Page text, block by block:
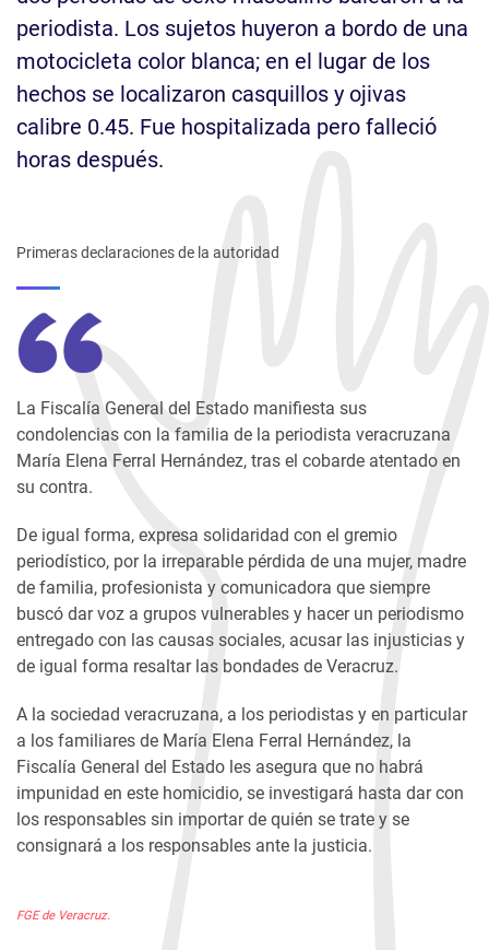
periodista. Los sujetos huyeron a bordo de una
motocicleta color blanca; en el lugar de los
hechos se localizaron casquillos y ojivas
calibre 0.45. Fue hospitalizada pero falleció
horas después.
Primeras declaraciones de la autoridad
La Fiscalía General del Estado manifiesta sus
condolencias con la familia de la periodista veracruzana
María Elena Ferral Hernández, tras el cobarde atentado en
su contra.
De igual forma, expresa solidaridad con el gremio
periodístico, por la irreparable pérdida de una mujer, madre
de familia, profesionista y comunicadora que siempre
buscó dar voz a grupos vulnerables y hacer un periodismo
entregado con las causas sociales, acusar las injusticias y
de igual forma resaltar las bondades de Veracruz.
A la sociedad veracruzana, a los periodistas y en particular
a los familiares de María Elena Ferral Hernández, la
Fiscalía General del Estado les asegura que no habrá
impunidad en este homicidio, se investigará hasta dar con
los responsables sin importar de quién se trate y se
consignará a los responsables ante la justicia.
FGE de Veracruz.